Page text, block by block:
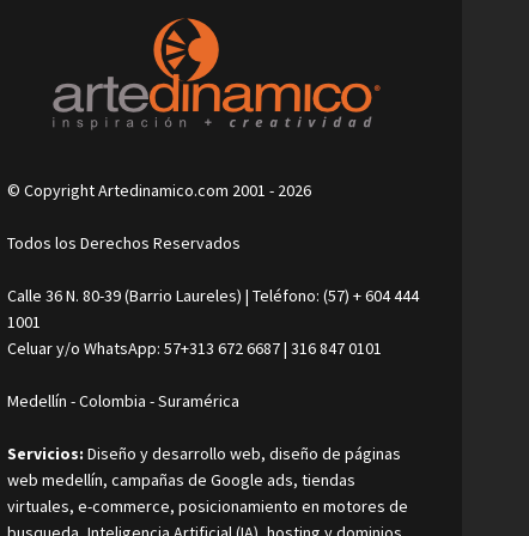
© Copyright Artedinamico.com 2001 - 2026
Todos los Derechos Reservados
Calle 36 N. 80-39 (Barrio Laureles) | Teléfono: (57) + 604 444
1001
Celuar y/o WhatsApp: 57+313 672 6687 | 316 847 0101
Medellín - Colombia - Suramérica
Servicios:Diseño y desarrollo web, diseño de páginas
web medellín, campañas de Google ads, tiendas
virtuales, e-commerce, posicionamiento en motores de